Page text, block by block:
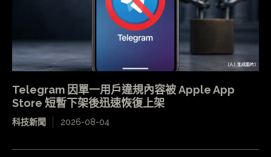
Telegram 因單一用戶違規內容被 Apple App
Store 短暫下架後迅速恢復上架
科技新聞 2026-08-04